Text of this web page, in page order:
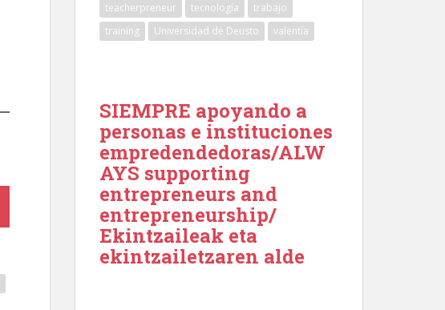
teacherpreneur
tecnología
trabajo
training
Universidad de Deusto valentía
SIEMPRE apoyando a
personas e instituciones
empredendedoras/ALW
AYS supporting
entrepreneurs and
entrepreneurship/
Ekintzaileak eta
ekintzailetzaren alde